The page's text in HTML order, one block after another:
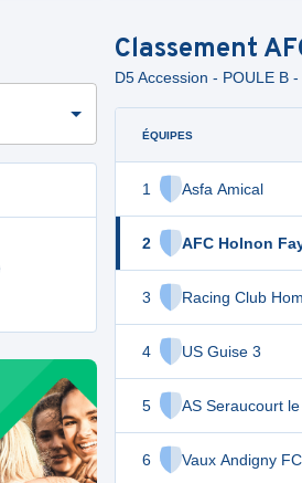
Classement
D5 Accession - POULE B -
ÉQUIPES
1 Asfa Amical
2 AFC Holnon
3 Racing Club
4 US Guise 3
5 AS Seraucourt
6 Vaux Andigny